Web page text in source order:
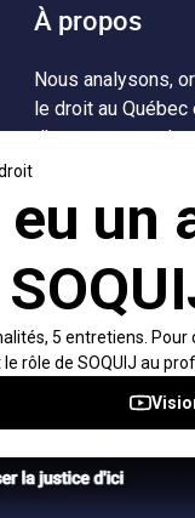
À propos
Nous analysons,
le droit au
d’accompagner
population dans
Accès
À propos
Nétiquette